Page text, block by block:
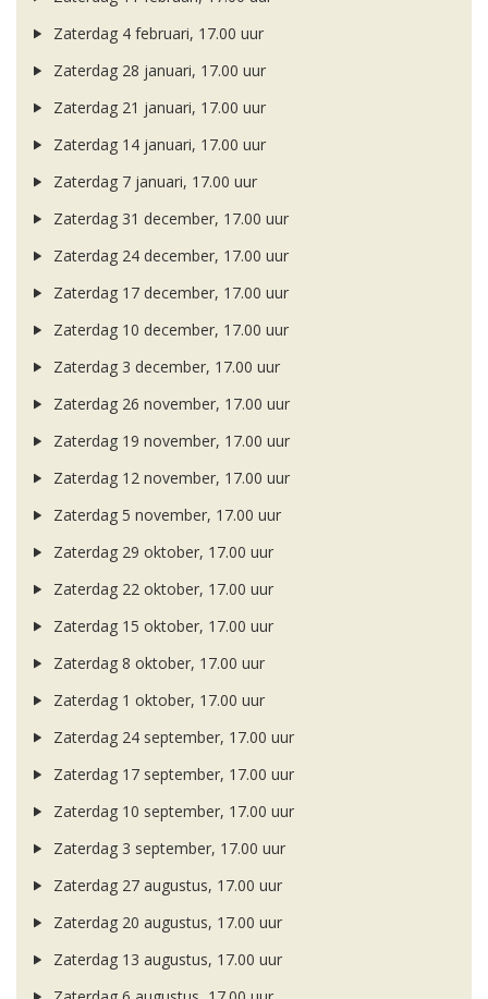
Zaterdag 4 februari, 17.00 uur
Zaterdag 28 januari, 17.00 uur
Zaterdag 21 januari, 17.00 uur
Zaterdag 14 januari, 17.00 uur
Zaterdag 7 januari, 17.00 uur
Zaterdag 31 december, 17.00 uur
Zaterdag 24 december, 17.00 uur
Zaterdag 17 december, 17.00 uur
Zaterdag 10 december, 17.00 uur
Zaterdag 3 december, 17.00 uur
Zaterdag 26 november, 17.00 uur
Zaterdag 19 november, 17.00 uur
Zaterdag 12 november, 17.00 uur
Zaterdag 5 november, 17.00 uur
Zaterdag 29 oktober, 17.00 uur
Zaterdag 22 oktober, 17.00 uur
Zaterdag 15 oktober, 17.00 uur
Zaterdag 8 oktober, 17.00 uur
Zaterdag 1 oktober, 17.00 uur
Zaterdag 24 september, 17.00 uur
Zaterdag 17 september, 17.00 uur
Zaterdag 10 september, 17.00 uur
Zaterdag 3 september, 17.00 uur
Zaterdag 27 augustus, 17.00 uur
Zaterdag 20 augustus, 17.00 uur
Zaterdag 13 augustus, 17.00 uur